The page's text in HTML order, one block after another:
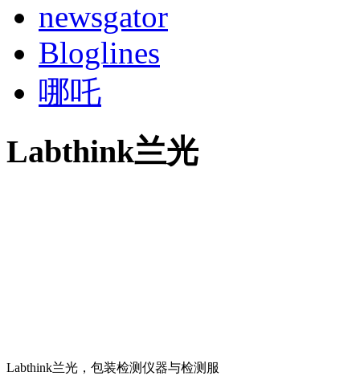
newsgator
Bloglines
哪吒
Labthink兰光
Labthink兰光，包装检测仪器与检测服